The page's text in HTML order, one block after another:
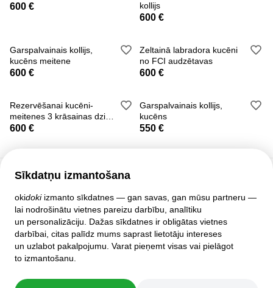
600 €
kollijs
600 €
Garspalvainais kollijs,
kucēns meitene
600 €
Zeltainā labradora kucēni
no FCI audzētavas
600 €
Rezervēšanai kucēni-
meitenes 3 krāsainas dzim.
07/02/2017
600 €
Garspalvainais kollijs,
kucēns
550 €
Sīkdatņu izmantošana
okidokiizmanto sīkdatnes — gan savas, gan mūsu partneru —
lai nodrošinātu vietnes pareizu darbību, analītiku
un personalizāciju. Dažas sīkdatnes ir obligātas vietnes
darbībai, citas palīdz mums saprast lietotāju intereses
un uzlabot pakalpojumu. Varat pieņemt visas vai pielāgot
to izmantošanu.
Klientu atbalsts
Palīdzība
Politika un līgumi
Privātuma iestatījumi
Pilnā mājas lapas versija
© 2007–2026 oki